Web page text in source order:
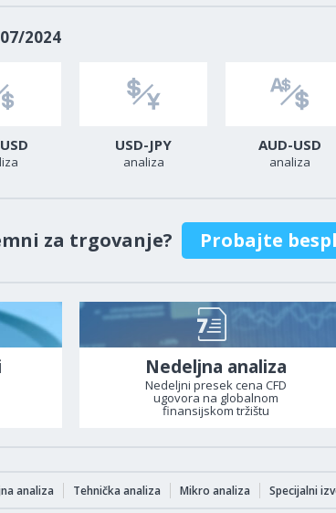
2024
USD-JPY
analiza
AUD-USD
analiza
za trgovanje? Probajte
Nedeljna analiza
Nedeljni presek cena CFD
ugovora na globalnom
finansijskom tržištu
analiza Tehnička analiza Mikro analiza Specijalni